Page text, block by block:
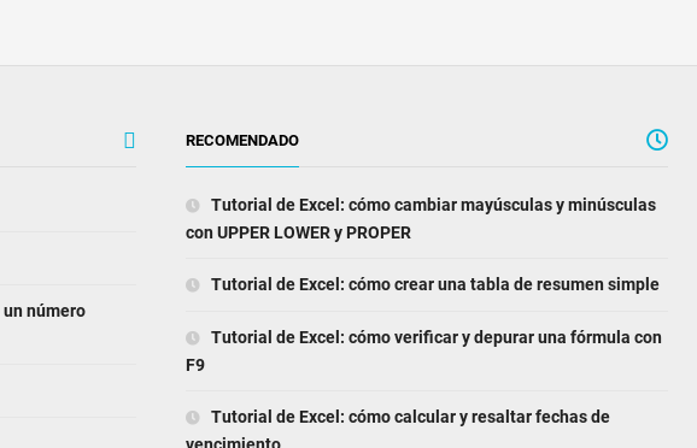
número
RECOMENDADO
Tutorial de Excel: cómo cambiar mayúsculas y minúsculas
con UPPER LOWER y PROPER
Tutorial de Excel: cómo crear una tabla de resumen simple
Tutorial de Excel: cómo verificar y depurar una fórmula con
F9
Tutorial de Excel: cómo calcular y resaltar fechas de